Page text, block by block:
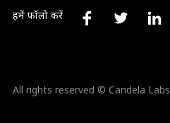
हमें फॉलो करें
All rights reserved © Candela